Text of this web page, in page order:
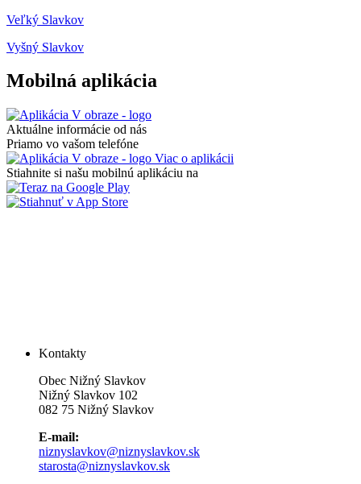
Veľký Slavkov
Vyšný Slavkov
Mobilná aplikácia
Aktuálne informácie od nás
Priamo vo vašom telefóne
Viac o aplikácii
Stiahnite si našu mobilnú aplikáciu na
Kontakty
Obec Nižný Slavkov
Nižný Slavkov 102
082 75 Nižný Slavkov
E-mail:
niznyslavkov@niznyslavkov.sk
starosta@niznyslavkov.sk